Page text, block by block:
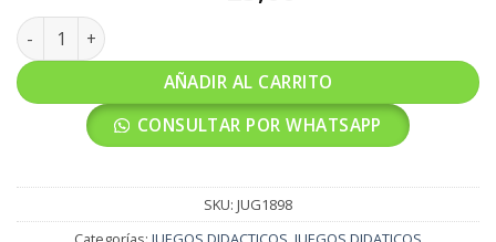
CUBO INTELIGENTE 2080 MADERA BOLIVIA MAR cantidad
AÑADIR AL CARRITO
CONSULTAR POR WHATSAPP
SKU: JUG1898